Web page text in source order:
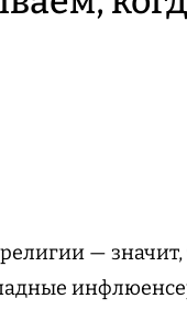
религии —